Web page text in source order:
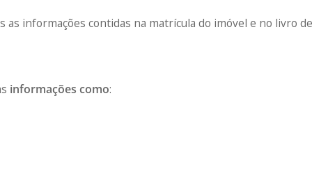
as informações contidas na matrícula do imóvel e no livro
informações como: